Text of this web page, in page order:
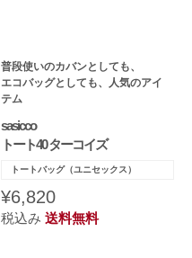
普段使いのカバンとしても、
エコバッグとしても、人気のアイ
テム
sasicco
トート40 ターコイズ
トートバッグ（ユニセックス）
¥6,820
税込み送料無料